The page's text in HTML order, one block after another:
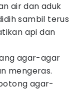
air dan aduk
sambil terus
api dan
agar-agar
mengeras.
agar-